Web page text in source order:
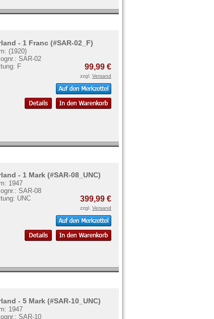
- 1 Franc (#SAR-02_F)
(1920)
SAR-02
F
99,99 €
zzgl. Versand
- 1 Mark (#SAR-08_UNC)
1947
SAR-08
UNC
399,99 €
zzgl. Versand
- 5 Mark (#SAR-10_UNC)
1947
SAR-10